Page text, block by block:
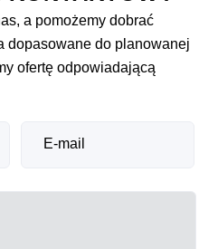
a pomożemy dobrać
dopasowane do planowanej
ofertę odpowiadającą